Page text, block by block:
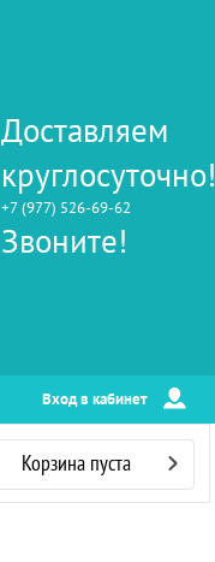
Доставляем
круглосуточно!
+7 (977) 526-69-62
Звоните!
Вход в кабинет
Корзина пуста